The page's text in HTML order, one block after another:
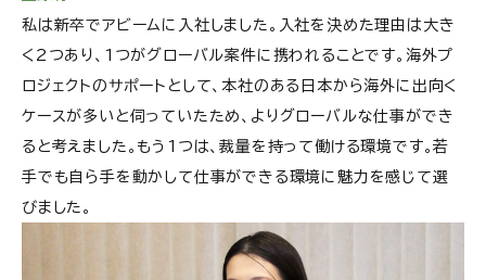
私は新卒でアビームに入社しました。入社を決めた理由は大き
く2つあり、1つがグローバル案件に携われることです。海外プ
ロジェクトのサポートとして、本社のある日本から海外に出向く
ケースが多いと伺っていたため、よりグローバルな仕事ができ
ると考えました。もう1つは、裁量を持って働ける環境です。若
手でも自ら手を動かして仕事ができる環境に魅力を感じて選
びました。